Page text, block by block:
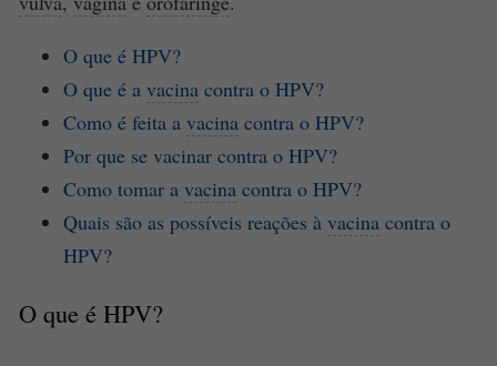
O que é HPV?
O que é a vacina contra o HPV?
Como é feita a vacina contra o HPV?
Por que se vacinar contra o HPV?
Como tomar a vacina contra o HPV?
Quais são as possíveis reações à vacina contra o
HPV?
O que é HPV?